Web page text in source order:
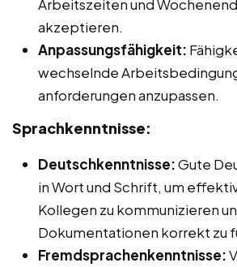
Arbeitszeiten und
akzeptieren.
Anpassungsfähigkeit:
wechselnde
anforderungen anzupassen.
Sprachkenntnisse:
Deutschkenntnisse:Gute
in Wort und Schrift, um
Kollegen zu kommunizieren
Dokumentationen korrekt zu
Fremdsprachenkenntnisse: